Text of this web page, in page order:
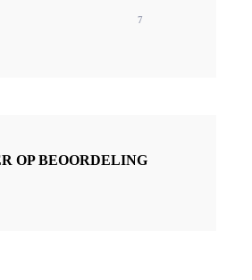
7
OP BEOORDELING